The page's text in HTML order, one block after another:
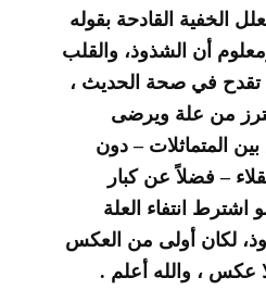
الخفية القادحة بقوله
أن الشذوذ، والقلب
تقدح في صحة الحديث ،
من علة ويرضى
بين المتماثلات – دون
– فضلاً عن كبار
اشترط انتفاء العلة
لكان أولى من العكس
عكس ، والله أعلم .